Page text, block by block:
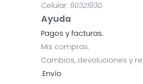
Celular: 60321930.
Ayuda
Pagos y facturas.
Mis compras.
Cambios, devoluciones y
.Envío